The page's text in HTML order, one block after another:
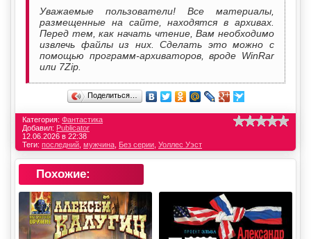
Уважаемые пользователи! Все материалы,
размещенные на сайте, находятся в архивах.
Перед тем, как начать чтение, Вам необходимо
извлечь файлы из них. Сделать это можно с
помощью программ-архиваторов, вроде WinRar
или 7Zip.
Поделиться…
Категория: Фантастика
Добавил: Publicator
12.06.2026 в 22:38
Теги: последний мужчина Без серии Уоллес Уэст
Похожие: